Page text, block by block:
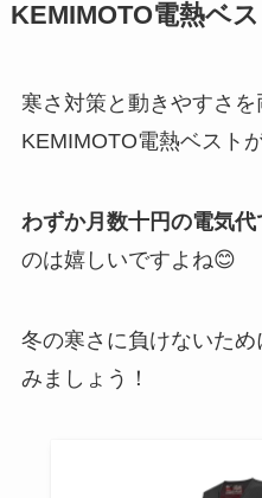
KEMIMOTO電熱ベ
寒さ対策と動きやすさを
KEMIMOTO電熱ベスト
わずか月数十円の電気
のは嬉しいですよね😊
冬の寒さに負けないた
みましょう！